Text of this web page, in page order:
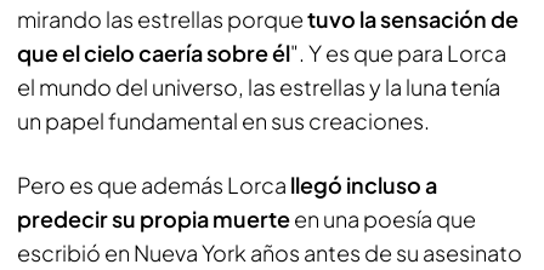
mirando las estrellas porquetuvo la sensación de
que el cielo caería sobre él". Y es que para Lorca
el mundo del universo, las estrellas y la luna tenía
un papel fundamental en sus creaciones.
Pero es que además Lorca llegó incluso a
predecir su propia muerteen una poesía que
escribió en Nueva York años antes de su asesinato